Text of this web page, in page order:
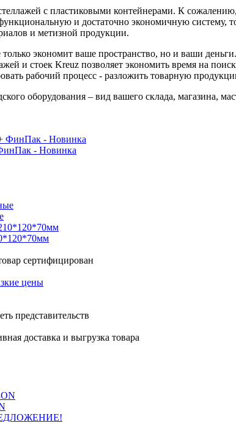
с пластиковыми контейнерами. К
и достаточно экономичную систему,
и метизной продукции.
только экономит ваше пространство, но и ваши
и стоек Kreuz позволяет экономить время на
рабочий процесс - разложить товарную
оборудования – вид вашего склада, магазина,
- Новинка
сертифицирован
цены
представительств
доставка и выгрузка товара